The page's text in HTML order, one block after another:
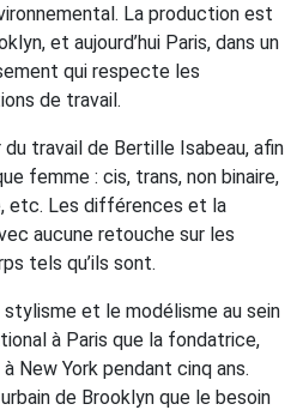
La production est
et aujourd’hui Paris, dans un
qui respecte les
de travail.
travail de Bertille Isabeau, afin
femme : cis, trans, non binaire,
etc. Les différences et la
aucune retouche sur les
tels qu’ils sont.
stylisme et le modélisme au sein
à Paris que la fondatrice,
New York pendant cinq ans.
de Brooklyn que le besoin